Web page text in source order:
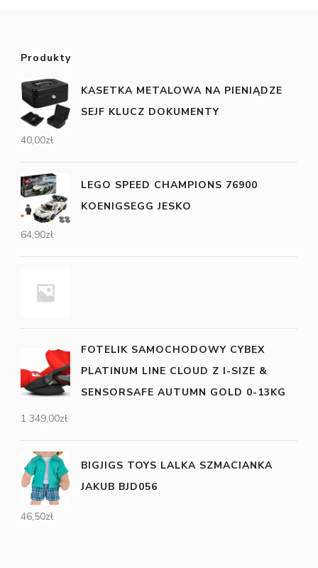
Produkty
KASETKA METALOWA NA PIENIĄDZE
SEJF KLUCZ DOKUMENTY
40,00zł
LEGO SPEED CHAMPIONS 76900
KOENIGSEGG JESKO
64,90zł
FOTELIK SAMOCHODOWY CYBEX
PLATINUM LINE CLOUD Z I-SIZE &
SENSORSAFE AUTUMN GOLD 0-13KG
1 349,00zł
BIGJIGS TOYS LALKA SZMACIANKA
JAKUB BJD056
46,50zł